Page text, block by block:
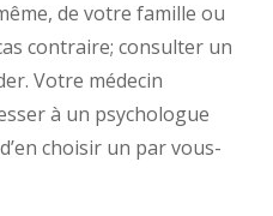
de votre famille ou
contraire; consulter un
Votre médecin
à un psychologue
choisir un par vous-